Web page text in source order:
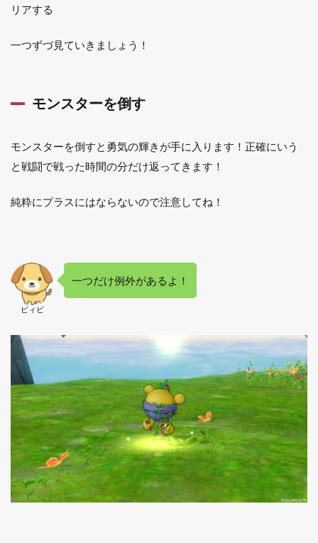
リアする
一つずづ見ていきましょう！
モンスターを倒す
モンスターを倒すと勇気の輝きが手に入ります！正確にいう
と戦闘で戦った時間の分だけ返ってきます！
純粋にプラスにはならないので注意してね！
ビィビ
一つだけ例外があるよ！